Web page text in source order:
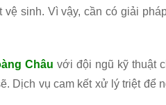
sinh. Vì vậy, cần có giải
Châu với đội ngũ kỹ thuật
Dịch vụ cam kết xử lý triệt để